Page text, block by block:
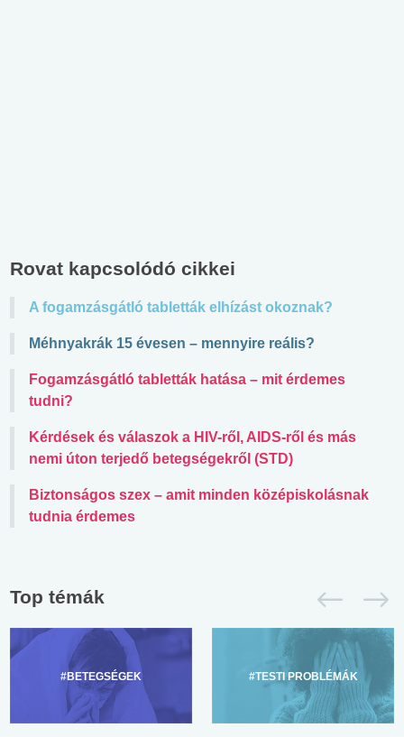
Rovat kapcsolódó cikkei
A fogamzásgátló tabletták elhízást okoznak?
Méhnyakrák 15 évesen – mennyire reális?
Fogamzásgátló tabletták hatása – mit érdemes
tudni?
Kérdések és válaszok a HIV-ről, AIDS-ről és más
nemi úton terjedő betegségekről (STD)
Biztonságos szex – amit minden középiskolásnak
tudnia érdemes
Top témák
#BETEGSÉGEK #TESTI PROBLÉMÁK